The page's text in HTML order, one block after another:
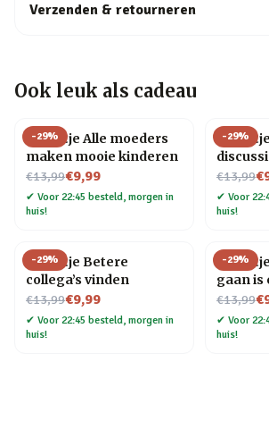
Verzenden & retourneren
Ook leuk als cadeau
-29%
Tegeltje Alle moeders
maken mooie kinderen
€13,99
Nu voor€9,99
✔ Voor 22:45 besteld, morgen in
huis!
-29%
€13,99
Nu voor
✔ Voor
huis!
-29%
Tegeltje Betere
collega’s vinden
€13,99
Nu voor€9,99
✔ Voor 22:45 besteld, morgen in
huis!
-29%
gaan is
€13,99
Nu voor
✔ Voor
huis!